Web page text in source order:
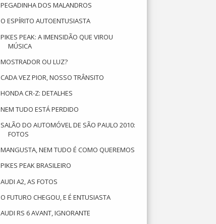
PEGADINHA DOS MALANDROS
O ESPÍRITO AUTOENTUSIASTA
PIKES PEAK: A IMENSIDÃO QUE VIROU
MÚSICA
MOSTRADOR OU LUZ?
CADA VEZ PIOR, NOSSO TRÂNSITO
HONDA CR-Z: DETALHES
NEM TUDO ESTÁ PERDIDO
SALÃO DO AUTOMÓVEL DE SÃO PAULO 2010:
FOTOS
MANGUSTA, NEM TUDO É COMO QUEREMOS
PIKES PEAK BRASILEIRO
AUDI A2, AS FOTOS
O FUTURO CHEGOU, E É ENTUSIASTA
AUDI RS 6 AVANT, IGNORANTE